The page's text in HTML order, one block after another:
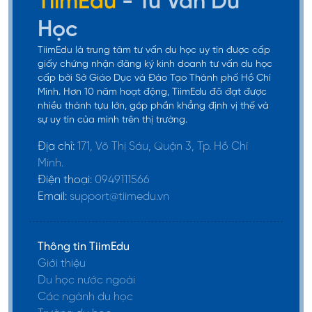
Học bổng Orange Tulip Scholarship (OTS)
chức của chính phủ Hà Lan, phối hợp với các
trường đại học và tổ chức giáo dục Hà Lan trao
tặng. Chương trình này hướng đến sinh viên từ các
suất học bổng với giá trị khác nhau, có thể bao
gồm toàn bộ hoặc một phần học phí, và đôi khi là
các chi phí sinh hoạt. Tiêu chí xét duyệt học bổng
Học
TiimEdu là trung tâm tư vấn du học uy tín được cấp
giấy chứng nhận đăng ký kinh doanh tư vấn du học
cấp bởi Sở Giáo Dục và Đào Tạo Thành phố Hồ Chí
Minh. Hơn 10 năm hoạt động, TiimEdu đã đạt được
nhiều thành tựu lớn, góp phần khẳng định vị thế và
sự uy tín của mình trên thị trường.
Địa chỉ: 171, Võ Thị Sáu, Quận 3, Tp. Hồ Chí
Minh.
Điện thoại: 0949111566
Email: support@tiimedu.vn
Thông tin TiimEdu
Giới thiệu
Du học nước ngoài
Các ngành du học